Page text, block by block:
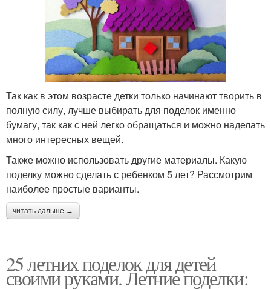
Так как в этом возрасте детки только начинают творить в
полную силу, лучше выбирать для поделок именно
бумагу, так как с ней легко обращаться и можно наделать
много интересных вещей.
Также можно использовать другие материалы. Какую
поделку можно сделать с ребенком 5 лет? Рассмотрим
наиболее простые варианты.
читать дальше →
25 летних поделок для детей
своими руками. Летние поделки: